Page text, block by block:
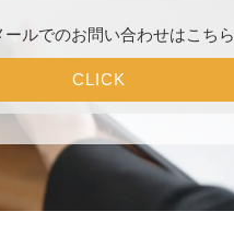
ールでのお問い合わせはこちら
CLICK